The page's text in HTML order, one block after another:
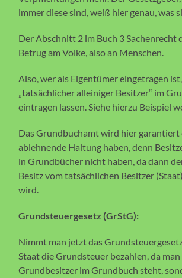
immer diese sind, weiß hier genau, was
Der Abschnitt 2 im Buch 3 Sachenrecht
Betrug am Volke, also an Menschen.
Also, wer als Eigentümer eingetragen
„tatsächlicher alleiniger Besitzer“ im
eintragen lassen. Siehe hierzu Beispiel
Das Grundbuchamt wird hier garantiert
ablehnende Haltung haben, denn
in Grundbücher nicht haben, da dann
Besitz vom tatsächlichen Besitzer
wird.
Grundsteuergesetz (GrStG):
Nimmt man jetzt das
Staat die Grundsteuer bezahlen, da
Grundbesitzer im Grundbuch steht,